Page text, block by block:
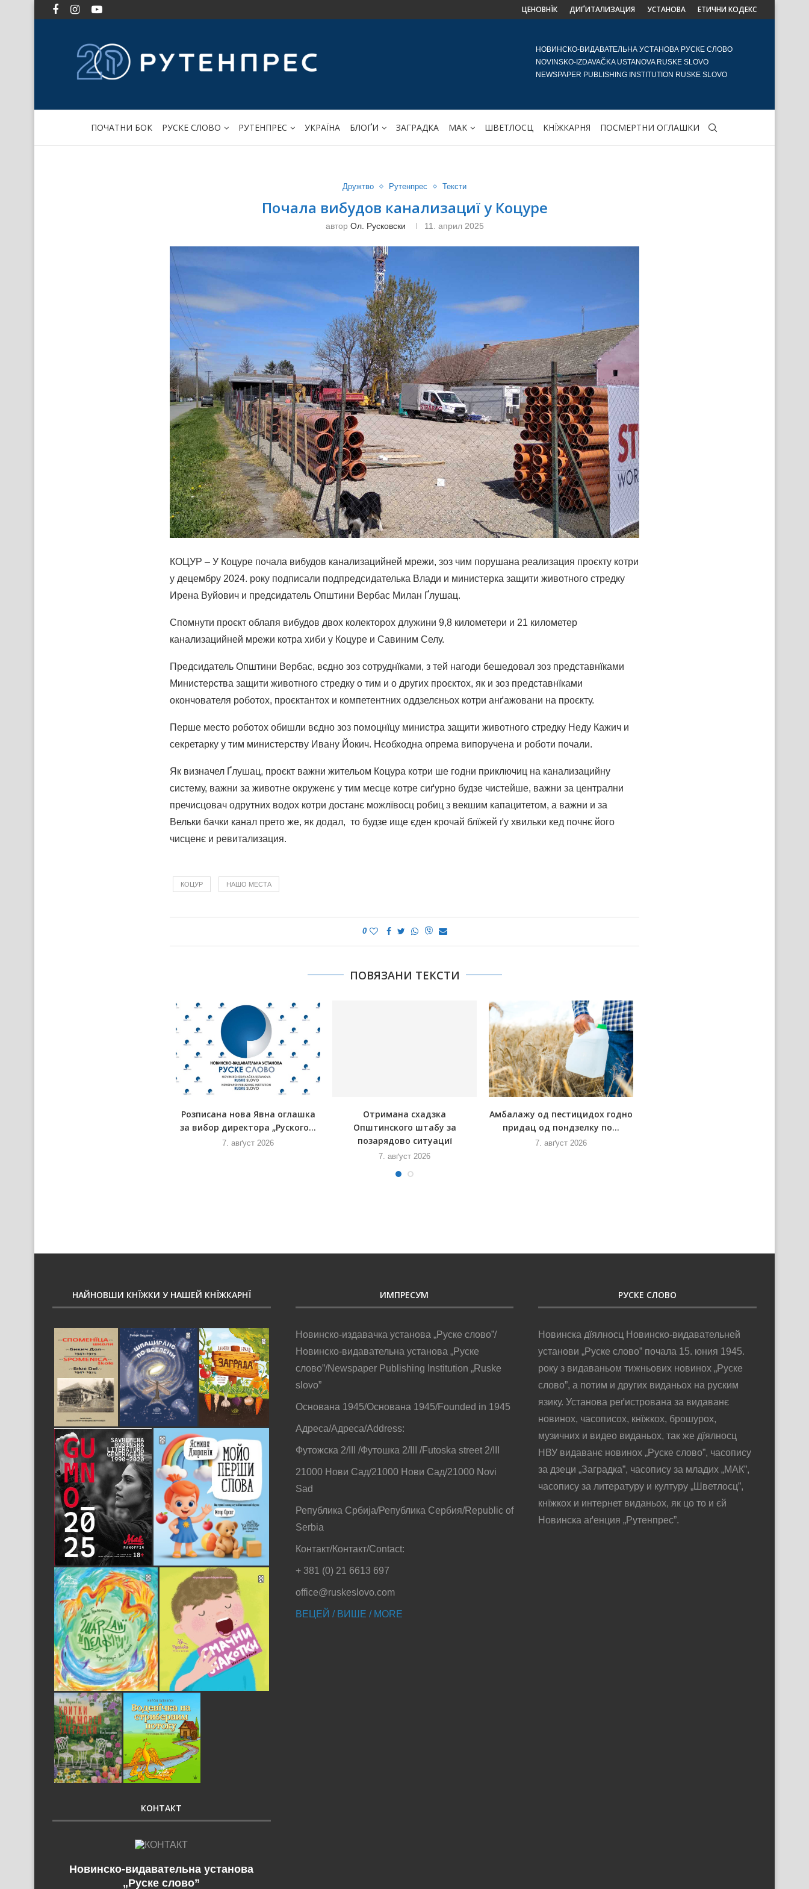
ЦЕНОВНЇК ДИҐИТАЛИЗАЦИЯ УСТАНОВА ЕТИЧНИ КОДЕКС
НОВИНСКО-ВИДАВАТЕЛЬНА УСТАНОВА РУСКЕ СЛОВО
NOVINSKO-IZDAVAČKA USTANOVA RUSKE SLOVO
NEWSPAPER PUBLISHING INSTITUTION RUSKE SLOVO
ПОЧАТНИ БОК РУСКЕ СЛОВО РУТЕНПРЕС УКРАЇНА БЛОҐИ ЗАГРАДКА МАK ШВЕТЛОСЦ KНЇЖКАРНЯ ПОСМЕРТНИ ОГЛАШКИ
Дружтво Рутенпрес Тексти
Почала вибудов канализациї у Коцуре
автор Ол. Русковски 11. април 2025
КОЦУР – У Коцуре почала вибудов канализацийней мрежи, зоз чим порушана реализация проєкту котри
у децембру 2024. року подписали подпредсидателька Влади и министерка защити животного стредку
Ирена Вуйович и предсидатель Општини Вербас Милан Ґлушац.
Спомнути проєкт облапя вибудов двох колекторох длужини 9,8 километери и 21 километер
канализацийней мрежи котра хиби у Коцуре и Савиним Селу.
Предсидатель Општини Вербас, вєдно зоз сотруднїками, з тей нагоди бешедовал зоз представнїками
Министерства защити животного стредку о тим и о других проєктох, як и зоз представнїками
окончователя роботох, проєктантох и компетентних оддзелєньох котри анґажовани на проєкту.
Перше место роботох обишли вєдно зоз помоцнїцу министра защити животного стредку Неду Кажич и
секретарку у тим министерству Ивану Йокич. Нєобходна опрема випоручена и роботи почали.
Як визначел Ґлушац, проєкт важни жительом Коцура котри ше годни приключиц на канализацийну
систему, важни за животне окруженє у тим месце котре сиґурно будзе чистейше, важни за централни
пречисцовач одрутних водох котри достанє можлївосц робиц з векшим капацитетом, а важни и за
Вельки бачки канал прето же, як додал, то будзе ище єден крочай блїжей ґу хвильки кед почнє його
чисценє и ревитализация.
КОЦУР НАШО МЕСТА
0
ПОВЯЗАНИ ТЕКСТИ
Розписана нова Явна оглашка
за вибор директора „Руского...
7. авґуст 2026
Отримана схадзка
Општинского штабу за
позарядово ситуациї
7. авґуст 2026
Амбалажу од пестицидох годно
придац од пондзелку по...
7. авґуст 2026
НАЙНОВШИ КНЇЖКИ У НАШЕЙ КНЇЖКАРНЇ
КОНТАКТ
Новинско-видавательна установа
„Руске слово”
ИМПРЕСУМ
Новинско-издавачка установа „Руске слово”/
Новинско-видавательна установа „Руске
слово”/Newspaper Publishing Institution „Ruske
slovo”
Основана 1945/Основана 1945/Founded in 1945
Адреса/Адреса/Address:
Футожска 2/III /Футошка 2/III /Futoska street 2/III
21000 Нови Сад/21000 Нови Сад/21000 Novi
Sad
Република Србија/Република Сербия/Republic of
Serbia
Контакт/Контакт/Contact:
+ 381 (0) 21 6613 697
office@ruskeslovo.com
ВЕЦЕЙ / ВИШЕ / MORE
РУСКЕ СЛОВО
Новинска дїялносц Новинско-видавательней
установи „Руске слово” почала 15. юния 1945.
року з видаваньом тижньових новинох „Руске
слово”, а потим и других виданьох на руским
язику. Установа реґистрована за видаванє
новинох, часописох, кнїжкох, брошурох,
музичних и видео виданьох, так же дїялносц
НВУ видаванє новинох „Руске слово”, часопису
за дзеци „Заградка”, часопису за младих „МАК”,
часопису за литературу и културу „Шветлосц”,
кнїжкох и интернет виданьох, як цо то и єй
Новинска аґенция „Рутенпрес”.